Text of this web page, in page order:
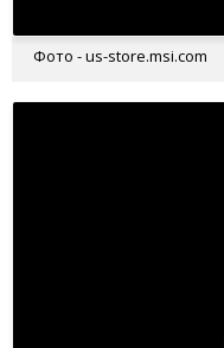
Фото - us-store.msi.com